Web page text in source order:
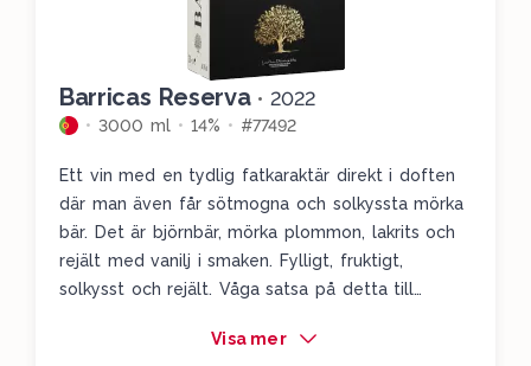
Barricas Reserva • 2022
3000 ml 14% #77492
Ett vin med en tydlig fatkaraktär direkt i doften
där man även får sötmogna och solkyssta mörka
bär. Det är björnbär, mörka plommon, lakrits och
rejält med vanilj i smaken. Fylligt, fruktigt,
solkysst och rejält. Våga satsa på detta till
Visa mer